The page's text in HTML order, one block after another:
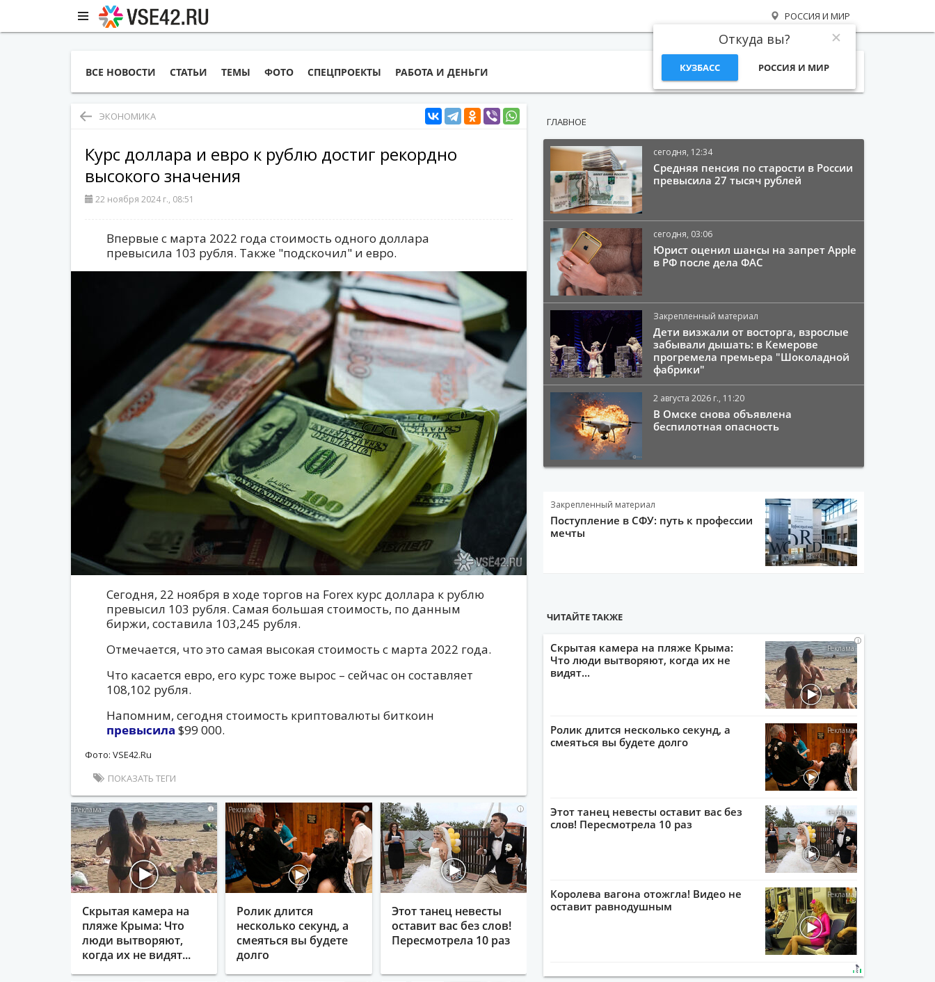
РОССИЯ И МИР
Откуда вы?
КУЗБАСС РОССИЯ И МИР
ВСЕ НОВОСТИ СТАТЬИ ТЕМЫ ФОТО СПЕЦПРОЕКТЫ РАБОТА И ДЕНЬГИ
ЭКОНОМИКА
Курс доллара и евро к рублю достиг рекордно
высокого значения
22 ноября 2024 г., 08:51
Впервые с марта 2022 года стоимость одного доллара
превысила 103 рубля. Также "подскочил" и евро.
Сегодня, 22 ноября в ходе торгов на Forex курс доллара к рублю
превысил 103 рубля. Самая большая стоимость, по данным
биржи, составила 103,245 рубля.
Отмечается, что это самая высокая стоимость с марта 2022 года.
Что касается евро, его курс тоже вырос – сейчас он составляет
108,102 рубля.
Напомним, сегодня стоимость криптовалюты биткоин
превысила $99 000.
Фото: VSE42.Ru
ПОКАЗАТЬ ТЕГИ
i
Скрытая камера на
пляже Крыма: Что
люди вытворяют,
когда их не видят...
i
Ролик длится
несколько секунд, а
смеяться вы будете
долго
i
Этот танец невесты
оставит вас без слов!
Пересмотрела 10 раз
ГЛАВНОЕ
сегодня, 12:34
Средняя пенсия по старости в России
превысила 27 тысяч рублей
сегодня, 03:06
Юрист оценил шансы на запрет Apple
в РФ после дела ФАС
Закрепленный материал
Дети визжали от восторга, взрослые
забывали дышать: в Кемерове
прогремела премьера "Шоколадной
фабрики"
2 августа 2026 г., 11:20
В Омске снова объявлена
беспилотная опасность
Закрепленный материал
Поступление в СФУ: путь к профессии
мечты
ЧИТАЙТЕ ТАКЖЕ
i
Скрытая камера на пляже Крыма:
Что люди вытворяют, когда их не
видят...
i
Ролик длится несколько секунд, а
смеяться вы будете долго
i
Этот танец невесты оставит вас без
слов! Пересмотрела 10 раз
i
Королева вагона отожгла! Видео не
оставит равнодушным